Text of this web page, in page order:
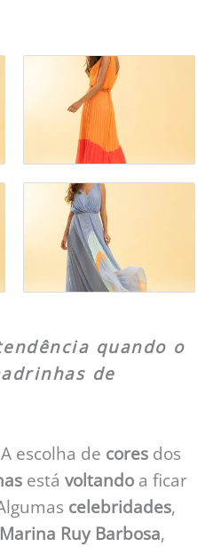
quando o
de
A escolha de cores dos
está voltando a ficar
celebridades,
Marina Ruy Barbosa,